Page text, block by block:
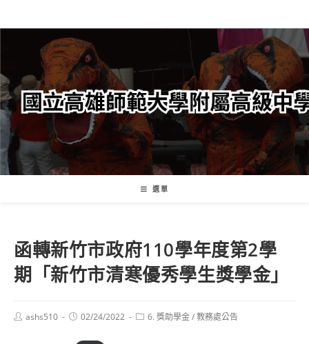
轉
要
內
容
選單
函轉新竹市政府110學年度第2學
期「新竹市清寒優秀學生獎學金」
Postashs510
Post02/24/2022
Post6. 獎助學金/教務處公告